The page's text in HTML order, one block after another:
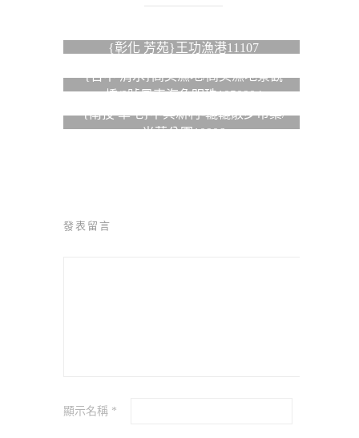
{彰化 芳苑}王功漁港11107
{台中 清水}高美濕地/高美濕地景觀
橋/9號風車海角明珠1050904
{南投 草屯}中興新村-轆轆散步市集/
光華公園10906
發表留言
顯示名稱 *